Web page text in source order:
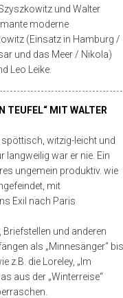
und Walter
moderne
(Einsatz in Hamburg /
und das Meer / Nikola)
Leo Leike.
TEUFEL“ MIT WALTER
witzig-leicht und
war er nie. Ein
ungemein produktiv. wie
mit
Exil nach Paris
und anderen
als „Minnesänger“ bis
z.B. die Loreley, „Im
aus der „Winterreise“